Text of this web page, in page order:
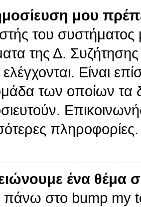
μου
του συστήματος
της Δ.
Είναι
των οποίων τα
πληροφορίες.
ένα θέμα
στο bump my